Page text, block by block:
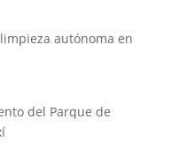
autónoma en
del Parque de